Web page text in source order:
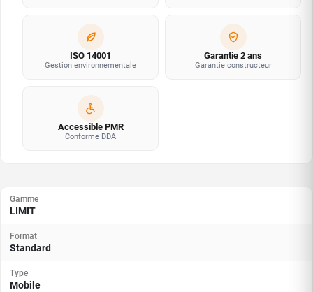
ISO 14001
Gestion environnementale
Garantie 2 ans
Garantie constructeur
Accessible PMR
Conforme DDA
Gamme
LIMIT
Format
Standard
Type
Mobile